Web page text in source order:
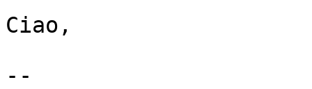
Ciao,
--